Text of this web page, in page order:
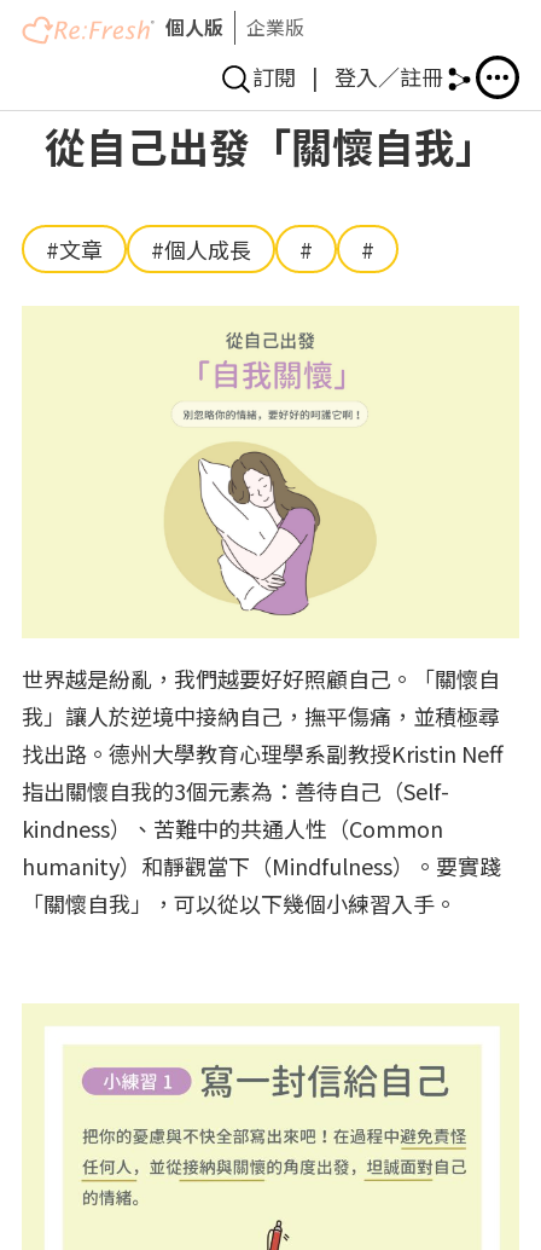
移
個人版 企業版
訂閱 | 登入／註冊
從自己出發「關懷自我」
#文章 #個人成長 # #
世界越是紛亂，我們越要好好照顧自己。「關懷自
我」讓人於逆境中接納自己，撫平傷痛，並積極尋
找出路。德州大學教育心理學系副教授Kristin Neff
指出關懷自我的3個元素為：善待自己（Self-
kindness）、苦難中的共通人性（Common
humanity）和靜觀當下（Mindfulness）。要實踐
「關懷自我」，可以從以下幾個小練習入手。